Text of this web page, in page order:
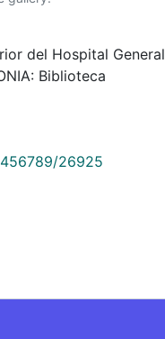
del Hospital General
Biblioteca
26925